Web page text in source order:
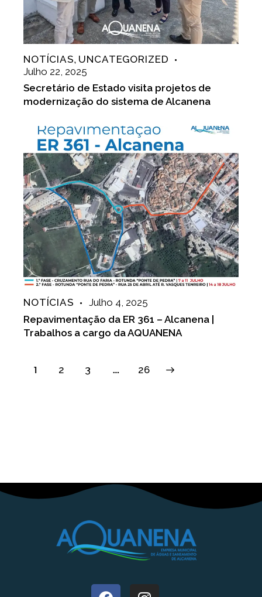
NOTÍCIAS, UNCATEGORIZED
Julho 22, 2025
Secretário de Estado visita projetos de
modernização do sistema de Alcanena
NOTÍCIAS
Julho 4, 2025
Repavimentação da ER 361 – Alcanena |
Trabalhos a cargo da AQUANENA
1 2 3 … 26
>